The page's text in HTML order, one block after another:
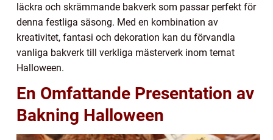
läckra och skrämmande bakverk som passar perfekt för
denna festliga säsong. Med en kombination av
kreativitet, fantasi och dekoration kan du förvandla
vanliga bakverk till verkliga mästerverk inom temat
Halloween.
En Omfattande Presentation av
Bakning Halloween